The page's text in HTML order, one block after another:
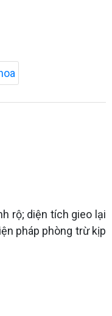
rộ; diện tích gieo lại
pháp phòng trừ kịp